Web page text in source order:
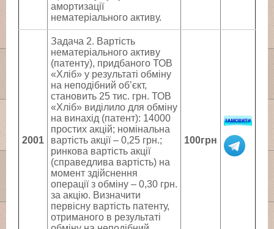
амортизації
нематеріального активу.
2001
Задача 2. Вартість
нематеріального активу
(патенту), придбаного ТОВ
«Хліб» у результаті обміну
на неподібний об’єкт,
становить 25 тис. грн. ТОВ
«Хліб» виділило для обміну
на винахід (патент): 14000
простих акцій; номінальна
вартість акції – 0,25 грн.;
ринкова вартість акції
(справедлива вартість) на
момент здійснення
операції з обміну – 0,30 грн.
за акцію. Визначити
первісну вартість патенту,
отриманого в результаті
100грн